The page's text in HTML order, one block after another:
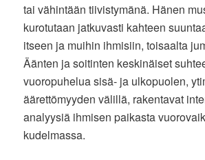
tai vähintään tiivistymänä. Hänen
kurotutaan jatkuvasti kahteen
itseen ja muihin ihmisiin, toisaalta
Äänten ja soitinten keskinäiset
vuoropuhelua sisä- ja ulkopuolen,
äärettömyyden välillä, rakentavat
analyysiä ihmisen paikasta
kudelmassa.